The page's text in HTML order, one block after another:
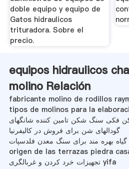
doble equipo y equipo de
Gatos hidraulicos
trituradora. Sobre el
precio.
equipos hidraulicos
molino Relación
fabricante molino de rodillos
tipos de molinos para la
سنگ شکن تامین کننده شانگهای
گودالهای شن برای فروش در کالیفرنیا
گیاه بهره مند برای سنگ معدن فلدسپات
origen de las terrazas piedra
تجهیزات خرد کردن و غربالگری yifa